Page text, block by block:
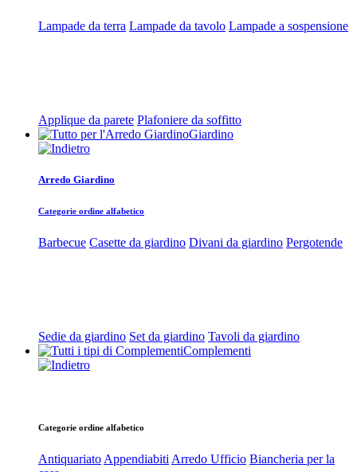
Lampade da terra Lampade da tavolo Lampade a sospensione
Applique da parete Plafoniere da soffitto
Giardino
Arredo Giardino
Categorie ordine alfabetico
Barbecue Casette da giardino Divani da giardino Pergotende
Sedie da giardino Set da giardino Tavoli da giardino
Complementi
Categorie ordine alfabetico
Antiquariato Appendiabiti Arredo Ufficio Biancheria per la